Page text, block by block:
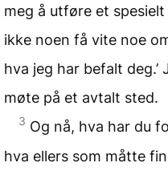
meg å utføre et
ikke noen få vite noe
hva jeg har befalt
møte på et avtalt sted.
3 Og nå, hva har du
hva ellers som måtte